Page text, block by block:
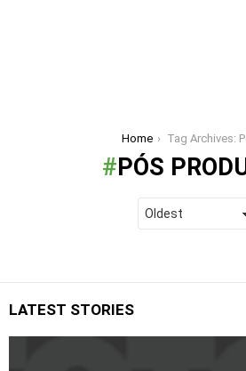
Home Tag Archives: Pós
PÓS
LATEST STORIES